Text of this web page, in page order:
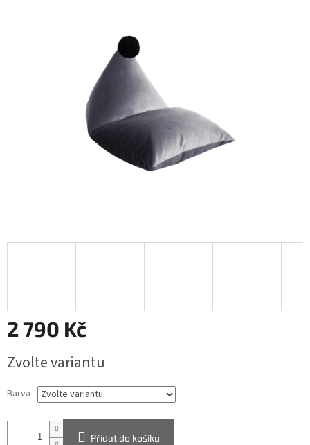
2 790 Kč
cena:
Zvolte variantu
Barva
Přidat do košíku